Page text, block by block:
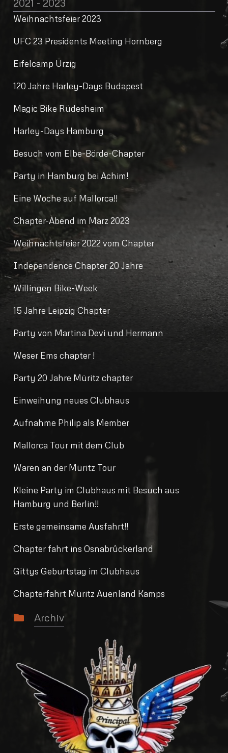
2021 - 2023
Weihnachtsfeier 2023
UFC 23 Presidents Meeting Hornberg
Eifelcamp Ürzig
120 Jahre Harley-Days Budapest
Magic Bike Rüdesheim
Harley-Days Hamburg
Besuch vom Elbe-Börde-Chapter
Party in Hamburg bei Achim!
Eine Woche auf Mallorca!!
Chapter-Abend im März 2023
Weihnachtsfeier 2022 vom Chapter
Independence Chapter 20 Jahre
Willingen Bike-Week
15 Jahre Leipzig Chapter
Party von Martina Devi und Hermann
Weser Ems chapter !
Party 20 Jahre Müritz chapter
Einweihung neues Clubhaus
Aufnahme Philip als Member
Mallorca Tour mit dem Club
Waren an der Müritz Tour
Kleine Party im Clubhaus mit Besuch aus
Hamburg und Berlin!!
Erste gemeinsame Ausfahrt!!
Chapter fahrt ins Osnabrûckerland
Gittys Geburtstag im Clubhaus
Chapterfahrt Müritz Auenland Kamps
Archiv